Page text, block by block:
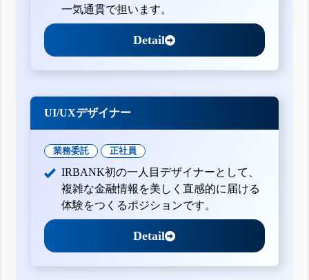
四半期報告書-第134期第2四半期(平成24年7月1日-平成24年9
四半期報告書-第134期第1四半期(平成24年4月1日-平成24年6
有価証券報告書-第133期(平成23年4月1日-平成24年3月31日)
四半期報告書-第133期第3四半期(平成23年10月1日-平成23年
四半期報告書-第133期第2四半期(平成23年7月1日-平成23年9
月30日)
四半期報告書-第133期第1四半期(平成23年4月1日-平成23年6
月30日)
有価証券報告書-第132期(平成22年4月1日-平成23年3月31日)
四半期報告書-第132期第3四半期(平成22年10月1日-平成22年
12月31日)
有価証券報告書-第131期(平成21年4月1日-平成22年3月31日)
有価証券報告書-第130期(平成20年4月1日-平成21年3月31日)
一気通貫で担います。
Detail
UI/UXデザイナー
業務委託 正社員
IRBANK初の一人目デザイナーとして、
複雑な金融情報を美しく直感的に届ける
体験をつくるポジションです。
Detail